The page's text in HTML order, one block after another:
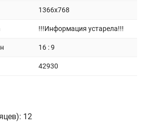
1366x768
!!!Информация устарела!!!
16 : 9
42930
12